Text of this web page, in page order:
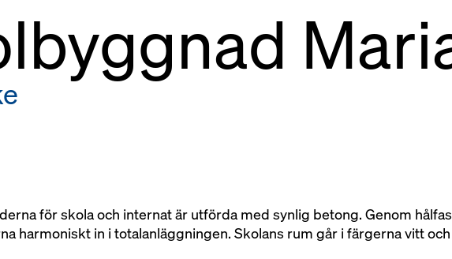
för skola och internat är utförda med synlig betong. Genom
harmoniskt in i totalanläggningen. Skolans rum går i färgerna vitt